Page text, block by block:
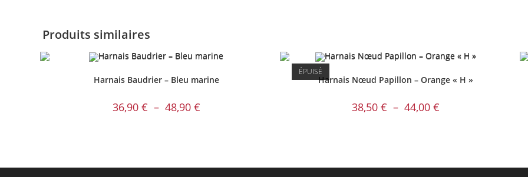
Produits similaires
Harnais Baudrier – Bleu marine
36,90 € – 48,90 €Plage
de
ÉPUISÉ
Harnais Nœud Papillon – Orange « H »
38,50€ – 44,00€